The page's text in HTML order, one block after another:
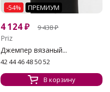
-54% ПРЕМИУМ
4 124₽ 9 438₽
Priz
Джемпер вязаный...
42 44 46 48 50 52
В корзину